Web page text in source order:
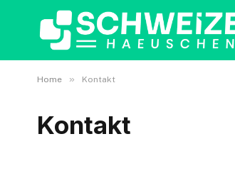
Home » Kontakt
Kontakt